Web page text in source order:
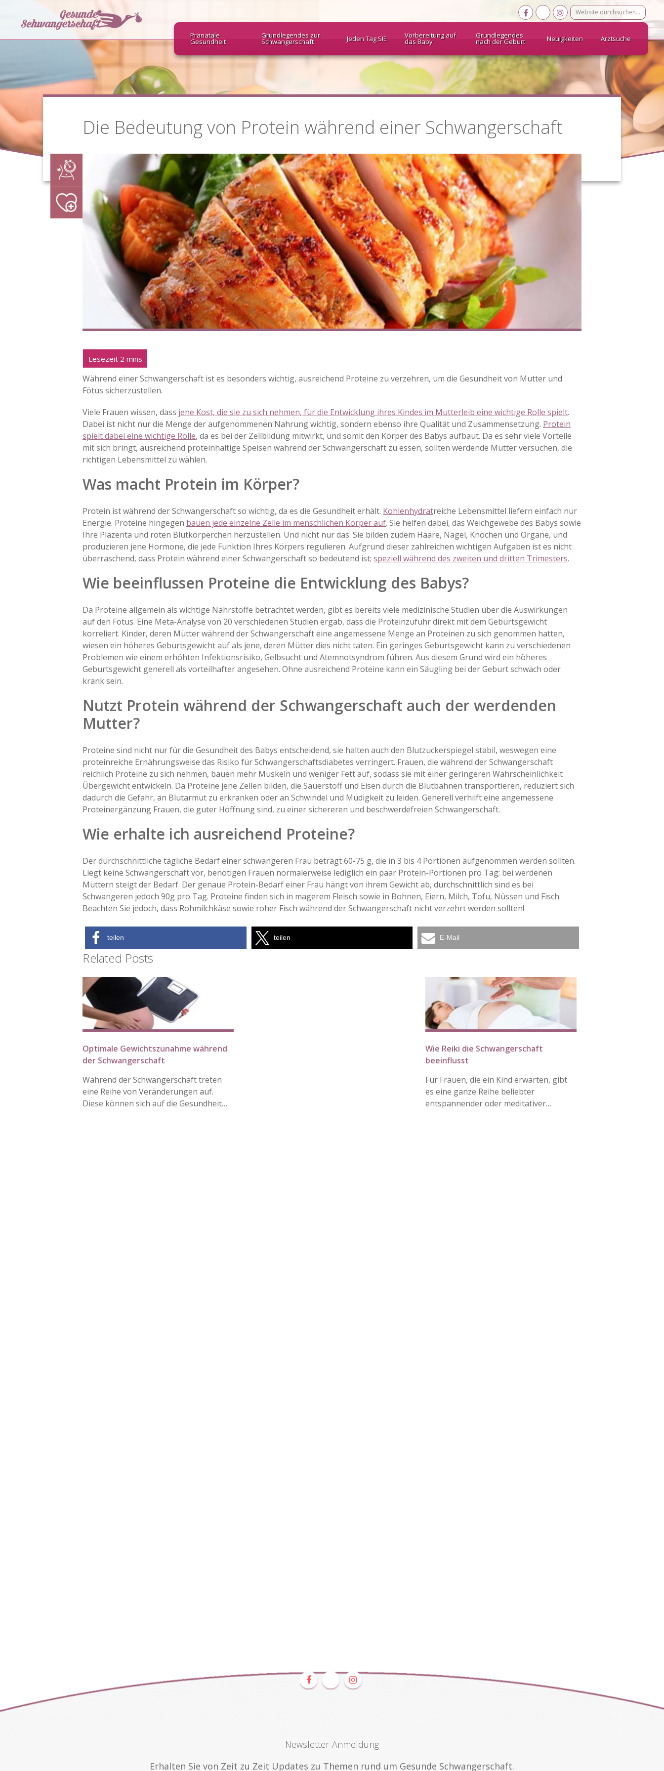
Website
durchsuchen…
Pränatale
Gesundheit
Grundlegendes zur
Schwangerschaft Jeden Tag SIE Vorbereitung auf
das Baby
Grundlegendes
nach der Geburt Neuigkeiten Arztsuche
Die Bedeutung von Protein während einer Schwangerschaft
Während einer Schwangerschaft ist es besonders wichtig, ausreichend Proteine zu verzehren, um die Gesundheit von Mutter und
Fötus sicherzustellen.
Viele Frauen wissen, dass jene Kost, die sie zu sich nehmen, für die Entwicklung ihres Kindes im Mutterleib eine wichtige Rolle spielt.
Dabei ist nicht nur die Menge der aufgenommenen Nahrung wichtig, sondern ebenso ihre Qualität und Zusammensetzung. Protein
spielt dabei eine wichtige Rolle, da es bei der Zellbildung mitwirkt, und somit den Körper des Babys aufbaut. Da es sehr viele Vorteile
mit sich bringt, ausreichend proteinhaltige Speisen während der Schwangerschaft zu essen, sollten werdende Mütter versuchen, die
richtigen Lebensmittel zu wählen.
Was macht Protein im Körper?
Protein ist während der Schwangerschaft so wichtig, da es die Gesundheit erhält. Kohlenhydratreiche Lebensmittel liefern einfach nur
Energie. Proteine hingegen bauen jede einzelne Zelle im menschlichen Körper auf. Sie helfen dabei, das Weichgewebe des Babys sowie
Ihre Plazenta und roten Blutkörperchen herzustellen. Und nicht nur das: Sie bilden zudem Haare, Nägel, Knochen und Organe, und
produzieren jene Hormone, die jede Funktion Ihres Körpers regulieren. Aufgrund dieser zahlreichen wichtigen Aufgaben ist es nicht
überraschend, dass Protein während einer Schwangerschaft so bedeutend ist; speziell während des zweiten und dritten Trimesters.
Wie beeinflussen Proteine die Entwicklung des Babys?
Da Proteine allgemein als wichtige Nährstoffe betrachtet werden, gibt es bereits viele medizinische Studien über die Auswirkungen
auf den Fötus. Eine Meta-Analyse von 20 verschiedenen Studien ergab, dass die Proteinzufuhr direkt mit dem Geburtsgewicht
korreliert. Kinder, deren Mütter während der Schwangerschaft eine angemessene Menge an Proteinen zu sich genommen hatten,
wiesen ein höheres Geburtsgewicht auf als jene, deren Mütter dies nicht taten. Ein geringes Geburtsgewicht kann zu verschiedenen
Problemen wie einem erhöhten Infektionsrisiko, Gelbsucht und Atemnotsyndrom führen. Aus diesem Grund wird ein höheres
Geburtsgewicht generell als vorteilhafter angesehen. Ohne ausreichend Proteine kann ein Säugling bei der Geburt schwach oder
krank sein.
Nutzt Protein während der Schwangerschaft auch der werdenden
Mutter?
Proteine sind nicht nur für die Gesundheit des Babys entscheidend, sie halten auch den Blutzuckerspiegel stabil, weswegen eine
proteinreiche Ernährungsweise das Risiko für Schwangerschaftsdiabetes verringert. Frauen, die während der Schwangerschaft
reichlich Proteine zu sich nehmen, bauen mehr Muskeln und weniger Fett auf, sodass sie mit einer geringeren Wahrscheinlichkeit
Übergewicht entwickeln. Da Proteine jene Zellen bilden, die Sauerstoff und Eisen durch die Blutbahnen transportieren, reduziert sich
dadurch die Gefahr, an Blutarmut zu erkranken oder an Schwindel und Müdigkeit zu leiden. Generell verhilft eine angemessene
Proteinergänzung Frauen, die guter Hoffnung sind, zu einer sichereren und beschwerdefreien Schwangerschaft.
Wie erhalte ich ausreichend Proteine?
Der durchschnittliche tägliche Bedarf einer schwangeren Frau beträgt 60-75 g, die in 3 bis 4 Portionen aufgenommen werden sollten.
Liegt keine Schwangerschaft vor, benötigen Frauen normalerweise lediglich ein paar Protein-Portionen pro Tag; bei werdenen
Müttern steigt der Bedarf. Der genaue Protein-Bedarf einer Frau hängt von ihrem Gewicht ab, durchschnittlich sind es bei
Schwangeren jedoch 90g pro Tag. Proteine finden sich in magerem Fleisch sowie in Bohnen, Eiern, Milch, Tofu, Nüssen und Fisch.
Beachten Sie jedoch, dass Rohmilchkäse sowie roher Fisch während der Schwangerschaft nicht verzehrt werden sollten!
teilen teilen E-Mail
Related Posts
Optimale Gewichtszunahme während
der Schwangerschaft
Während der Schwangerschaft treten
eine Reihe von Veränderungen auf.
Diese können sich auf die Gesundheit…
Wie Reiki die Schwangerschaft
beeinflusst
Für Frauen, die ein Kind erwarten, gibt
es eine ganze Reihe beliebter
entspannender oder meditativer…
Newsletter-Anmeldung
Erhalten Sie von Zeit zu Zeit Updates zu Themen rund um Gesunde Schwangerschaft.